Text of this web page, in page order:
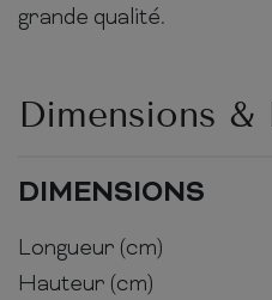
grande qualité.
Dimensions &
DIMENSIONS
Longueur (cm)
Hauteur (cm)